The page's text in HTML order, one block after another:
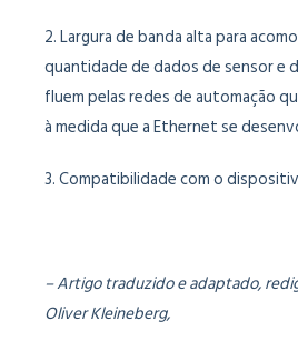
2. Largura de banda alta para
quantidade de dados de sensor e
fluem pelas redes de automação
à medida que a Ethernet se
3. Compatibilidade com o
– Artigo traduzido e adaptado,
Oliver Kleineberg,